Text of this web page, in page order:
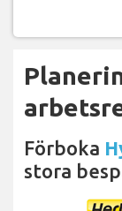
Förboka
stora